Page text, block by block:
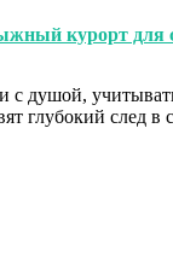
курорт для
с душой,
глубокий след в